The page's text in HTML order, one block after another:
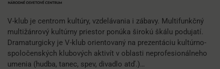
V-klub je centrom kultúry, vzdelávania i zábavy. Multifunkčný
multižánrový kultúrny priestor ponúka širokú škálu podujatí.
Dramaturgicky je V-klub orientovaný na prezentáciu kultúrno-
spoločenských klubových aktivít v oblasti neprofesionálneho
umenia (hudba, tanec, spev, divadlo atď.)…